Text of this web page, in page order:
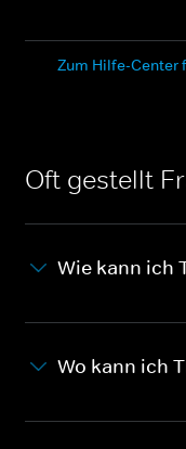
Zum Hilfe-Center
Oft gestellt
Wie kann ich
Wo kann ich